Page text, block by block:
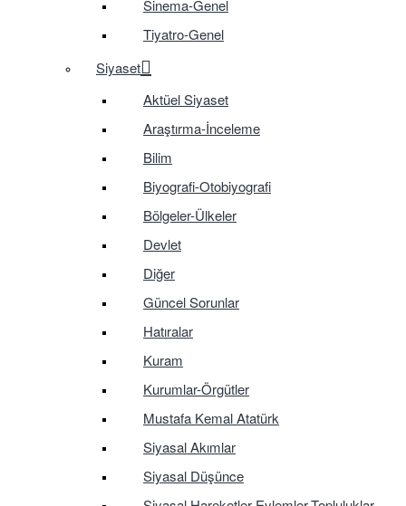
Sinema-Genel
Tiyatro-Genel
Siyaset
Aktüel Siyaset
Araştırma-İnceleme
Bilim
Biyografi-Otobiyografi
Bölgeler-Ülkeler
Devlet
Diğer
Güncel Sorunlar
Hatıralar
Kuram
Kurumlar-Örgütler
Mustafa Kemal Atatürk
Siyasal Akımlar
Siyasal Düşünce